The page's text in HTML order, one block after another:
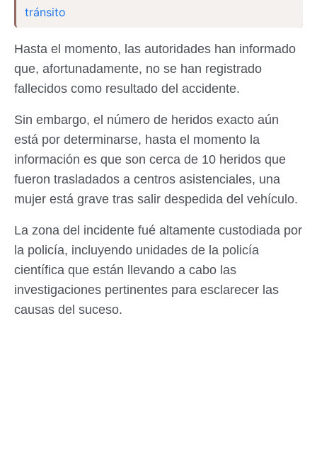
tránsito
Hasta el momento, las autoridades han informado
que, afortunadamente, no se han registrado
fallecidos como resultado del accidente.
Sin embargo, el número de heridos exacto aún
está por determinarse, hasta el momento la
información es que son cerca de 10 heridos que
fueron trasladados a centros asistenciales, una
mujer está grave tras salir despedida del vehículo.
La zona del incidente fué altamente custodiada por
la policía, incluyendo unidades de la policía
científica que están llevando a cabo las
investigaciones pertinentes para esclarecer las
causas del suceso.